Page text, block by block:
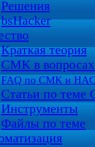
Решения
bsHacker
Краткая теория
СМК в вопросах
FAQ по СМК и
Статьи по
Инструменты
Файлы по теме